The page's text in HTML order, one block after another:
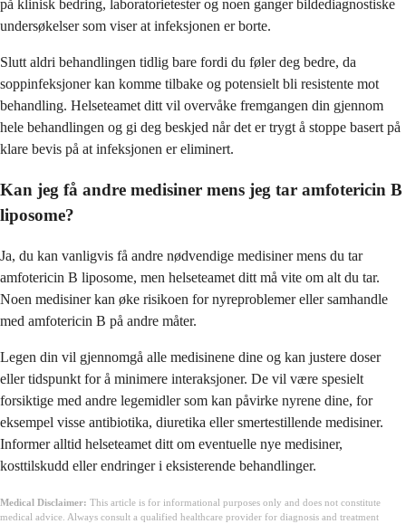
på klinisk bedring, laboratorietester og noen ganger bildediagnostiske
undersøkelser som viser at infeksjonen er borte.
Slutt aldri behandlingen tidlig bare fordi du føler deg bedre, da
soppinfeksjoner kan komme tilbake og potensielt bli resistente mot
behandling. Helseteamet ditt vil overvåke fremgangen din gjennom
hele behandlingen og gi deg beskjed når det er trygt å stoppe basert på
klare bevis på at infeksjonen er eliminert.
Kan jeg få andre medisiner mens jeg tar amfotericin B
liposome?
Ja, du kan vanligvis få andre nødvendige medisiner mens du tar
amfotericin B liposome, men helseteamet ditt må vite om alt du tar.
Noen medisiner kan øke risikoen for nyreproblemer eller samhandle
med amfotericin B på andre måter.
Legen din vil gjennomgå alle medisinene dine og kan justere doser
eller tidspunkt for å minimere interaksjoner. De vil være spesielt
forsiktige med andre legemidler som kan påvirke nyrene dine, for
eksempel visse antibiotika, diuretika eller smertestillende medisiner.
Informer alltid helseteamet ditt om eventuelle nye medisiner,
kosttilskudd eller endringer i eksisterende behandlinger.
Medical Disclaimer: This article is for informational purposes only and does not constitute
medical advice. Always consult a qualified healthcare provider for diagnosis and treatment